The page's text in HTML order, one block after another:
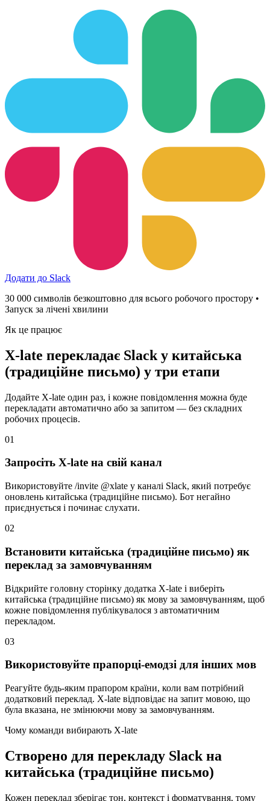
Додати до Slack
30 000 символів безкоштовно для всього робочого простору •
Запуск за лічені хвилини
Як це працює
X-late перекладає Slack у китайська
(традиційне письмо) у три етапи
Додайте X-late один раз, і кожне повідомлення можна буде
перекладати автоматично або за запитом — без складних
робочих процесів.
01
Запросіть X-late на свій канал
Використовуйте /invite @xlate у каналі Slack, який потребує
оновлень китайська (традиційне письмо). Бот негайно
приєднується і починає слухати.
02
Встановити китайська (традиційне письмо) як
переклад за замовчуванням
Відкрийте головну сторінку додатка X-late і виберіть
китайська (традиційне письмо) як мову за замовчуванням, щоб
кожне повідомлення публікувалося з автоматичним
перекладом.
03
Використовуйте прапорці-емодзі для інших мов
Реагуйте будь-яким прапором країни, коли вам потрібний
додатковий переклад. X-late відповідає на запит мовою, що
була вказана, не змінюючи мову за замовчуванням.
Чому команди вибирають X-late
Створено для перекладу Slack на
китайська (традиційне письмо)
Кожен переклад зберігає тон, контекст і форматування, тому